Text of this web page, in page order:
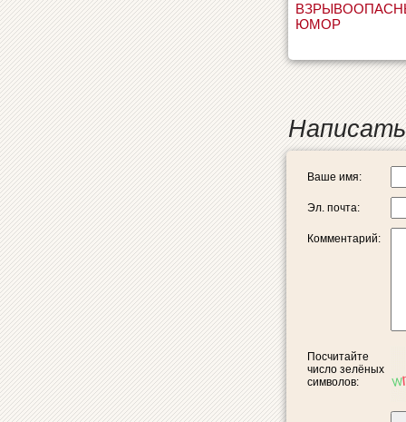
ЮМОР
Ваше имя:
Эл. почта:
Комментарий:
Посчитайте
число зелёных
символов: